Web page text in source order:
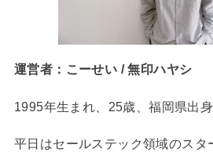
運営者：こーせい / 無印ハヤシ
1995年生まれ、25歳、福岡県出身
平日はセールステック領域のスタ